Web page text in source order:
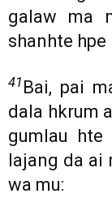
galaw ma
shanhte hpe
41 Bai, pai
dala hkrum
gumlau
lajang da ai
wa mu: